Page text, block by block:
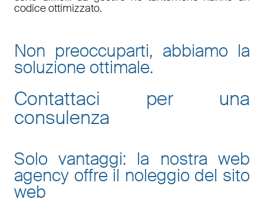
codice ottimizzato.
Non preoccuparti, abbiamo la
soluzione ottimale.
Contattaci per una
consulenza
Solo vantaggi: la nostra web
agency offre il noleggio del sito
web